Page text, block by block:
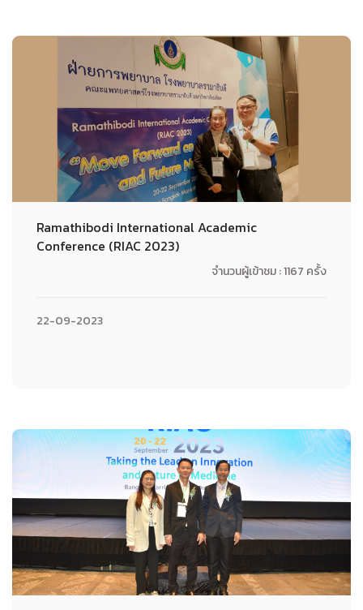
Ramathibodi International Academic
Conference (RIAC 2023)
จำนวนผู้เข้าชม : 1167 ครั้ง
22-09-2023